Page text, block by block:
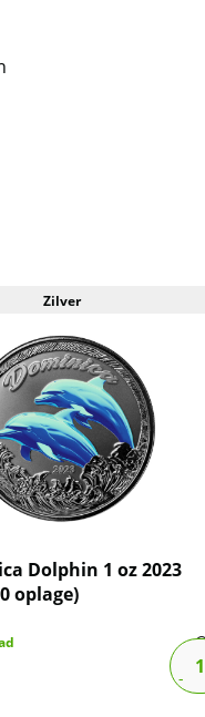
Zilver
Dolphin 1 oz 2023
oplage)